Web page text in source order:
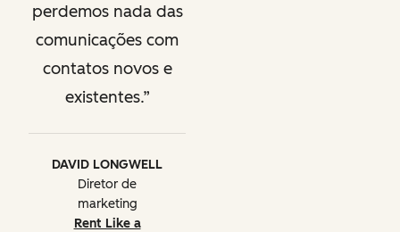
perdemos nada das
comunicações com
contatos novos e
existentes.
DAVID LONGWELL
Diretor de
marketing
Rent Like a